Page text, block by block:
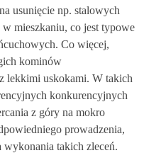
usunięcie np. stalowych
mieszkaniu, co jest typowe
Co więcej,
kominów
lekkimi uskokami. W takich
konkurencyjnych
z góry na mokro
prowadzenia,
wykonania takich zleceń.